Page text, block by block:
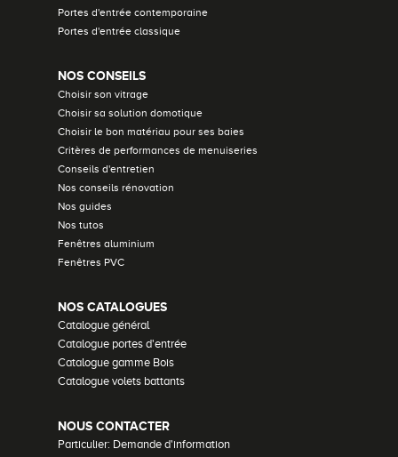
Portes d'entrée contemporaine
Portes d'entrée classique
NOS CONSEILS
Choisir son vitrage
Choisir sa solution domotique
Choisir le bon matériau pour ses baies
Critères de performances de menuiseries
Conseils d'entretien
Nos conseils rénovation
Nos guides
Nos tutos
Fenêtres aluminium
Fenêtres PVC
NOS CATALOGUES
Catalogue général
Catalogue portes d'entrée
Catalogue gamme Bois
Catalogue volets battants
NOUS CONTACTER
Particulier: Demande d'information